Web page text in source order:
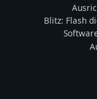
Blitz: Flash